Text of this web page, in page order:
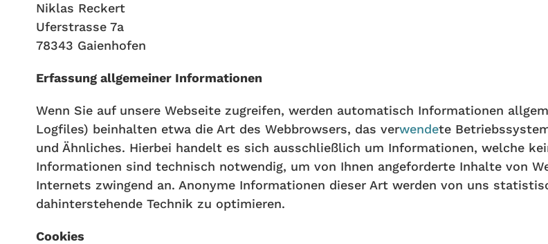
Niklas Reckert
Uferstrasse 7a
78343 Gaienhofen
Erfassung allgemeiner Informationen
Wenn Sie auf unsere Webseite zugreifen, werden automatisch Informationen
Logfiles) beinhalten etwa die Art des Webbrowsers, das verwendete
und Ähnliches. Hierbei handelt es sich ausschließlich um Informationen, welche
Informationen sind technisch notwendig, um von Ihnen angeforderte Inhalte von
Internets zwingend an. Anonyme Informationen dieser Art werden von uns
dahinterstehende Technik zu optimieren.
Cookies